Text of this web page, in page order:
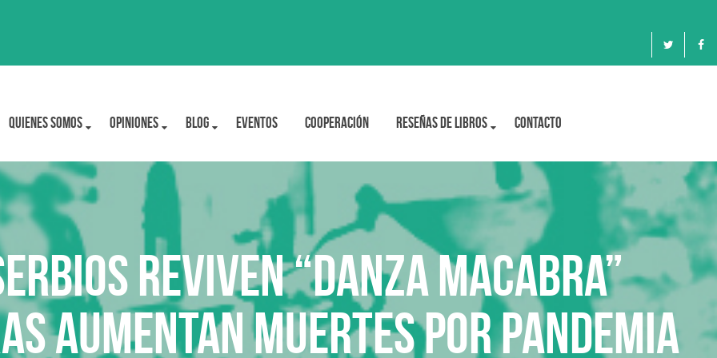
Quienes Somos OPINIONES BLOG Eventos Cooperación Reseñas de libros Contacto
reviven “Danza Macabra”
aumentan muertes por pandemia